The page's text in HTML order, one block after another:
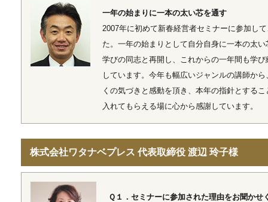
一年の始まりに一本の太い芯を通す
2007年に初めて新春経営者セミナーに参加し
た。一年の始まりとして自分自身に一本の太
学びの同志と再開し、これからの一年間も学
しています。今年も幅広いジャンルの講師か
くの気づきと感動を頂き、本年の指針とする
入れてもらえる場に心から感謝しています。
株式会社ワタナベプレス 代表取締役 渡辺 玲子様
Ｑ１．セミナーに参加された理由をお聞かせ